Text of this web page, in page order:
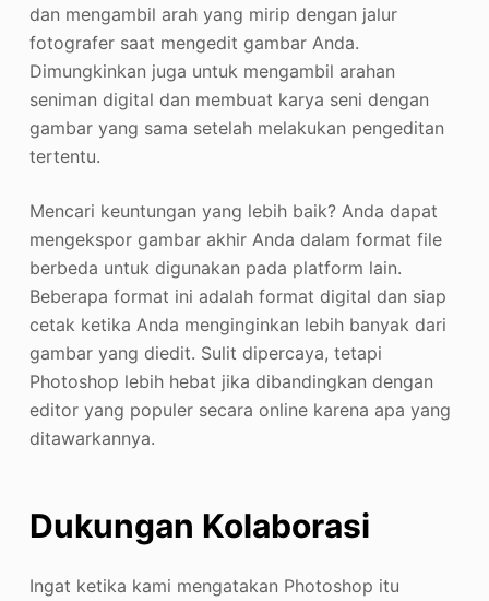
dan mengambil arah yang mirip dengan jalur
fotografer saat mengedit gambar Anda.
Dimungkinkan juga untuk mengambil arahan
seniman digital dan membuat karya seni dengan
gambar yang sama setelah melakukan pengeditan
tertentu.
Mencari keuntungan yang lebih baik? Anda dapat
mengekspor gambar akhir Anda dalam format file
berbeda untuk digunakan pada platform lain.
Beberapa format ini adalah format digital dan siap
cetak ketika Anda menginginkan lebih banyak dari
gambar yang diedit. Sulit dipercaya, tetapi
Photoshop lebih hebat jika dibandingkan dengan
editor yang populer secara online karena apa yang
ditawarkannya.
Dukungan Kolaborasi
Ingat ketika kami mengatakan Photoshop itu